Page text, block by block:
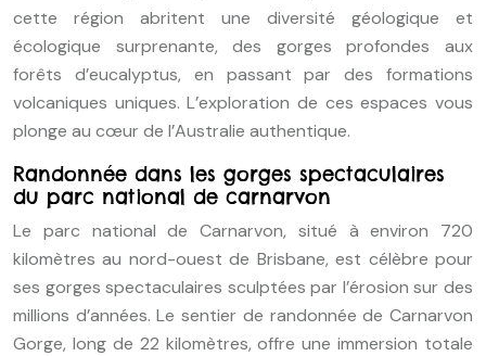
cette région abritent une diversité géologique et
écologique surprenante, des gorges profondes aux
forêts d’eucalyptus, en passant par des formations
volcaniques uniques. L’exploration de ces espaces vous
plonge au cœur de l’Australie authentique.
Randonnée dans les gorges spectaculaires
du parc national de carnarvon
Le parc national de Carnarvon, situé à environ 720
kilomètres au nord-ouest de Brisbane, est célèbre pour
ses gorges spectaculaires sculptées par l’érosion sur des
millions d’années. Le sentier de randonnée de Carnarvon
Gorge, long de 22 kilomètres, offre une immersion totale